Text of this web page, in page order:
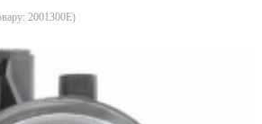
2001300E)